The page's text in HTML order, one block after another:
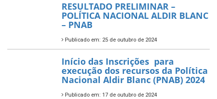
RESULTADO PRELIMINAR –
POLÍTICA NACIONAL ALDIR BLANC
– PNAB
Publicado em: 25 de outubro de 2024
Início das Inscrições para
execução dos recursos da Política
Nacional Aldir Blanc (PNAB) 2024
Publicado em: 17 de outubro de 2024